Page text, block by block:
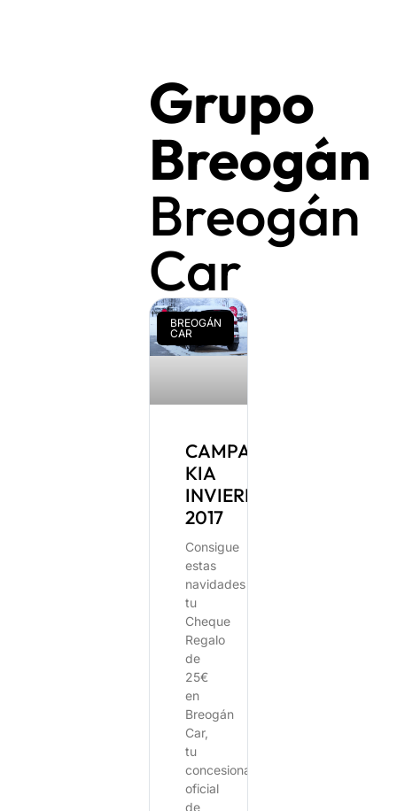
Grupo
Breogán
Breogán
Car
BREOGÁN
CAR
CAMPAÑA
KIA
INVIERNO
2017
Consigue
estas
navidades
tu
Cheque
Regalo
de
25€
en
Breogán
Car,
tu
concesionario
oficial
de